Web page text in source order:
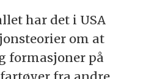
har det i USA
om at
formasjoner på